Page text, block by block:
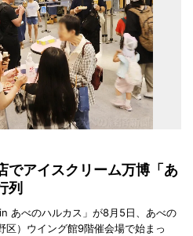
でアイスクリーム万博「あ
列
あべのハルカス」が8月5日、あべの
区）ウイング館9階催会場で始まっ